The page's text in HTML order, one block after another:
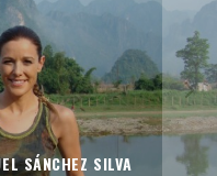
SÁNCHEZ SILVA